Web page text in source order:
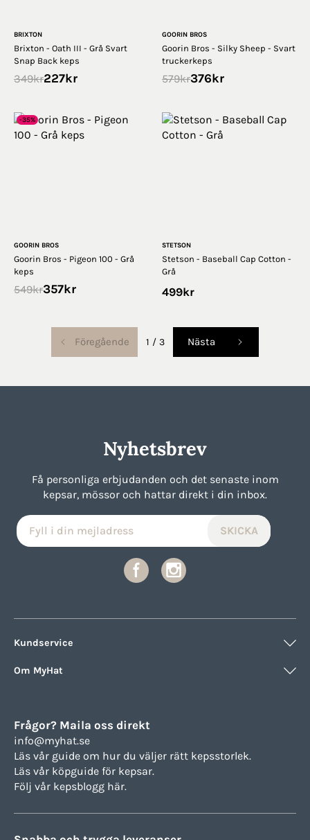
BRIXTON
Brixton - Oath III - Grå Svart
Snap Back keps
349kr227kr
GOORIN BROS
Goorin Bros - Silky Sheep - Svart
truckerkeps
579kr376kr
-35%
GOORIN BROS
Goorin Bros - Pigeon 100 - Grå
keps
549kr357kr
STETSON
Stetson - Baseball Cap Cotton -
Grå
499kr
Föregående 1 / 3 Nästa
Nyhetsbrev
Få personliga erbjudanden och det senaste inom
kepsar, mössor och hattar direkt i din inbox.
Kundservice
Om MyHat
Frågor? Maila oss direkt
info@myhat.se
Läs vår guide om hur du väljer rätt kepsstorlek.
Läs vår köpguide för kepsar.
Följ vår kepsblogg här.